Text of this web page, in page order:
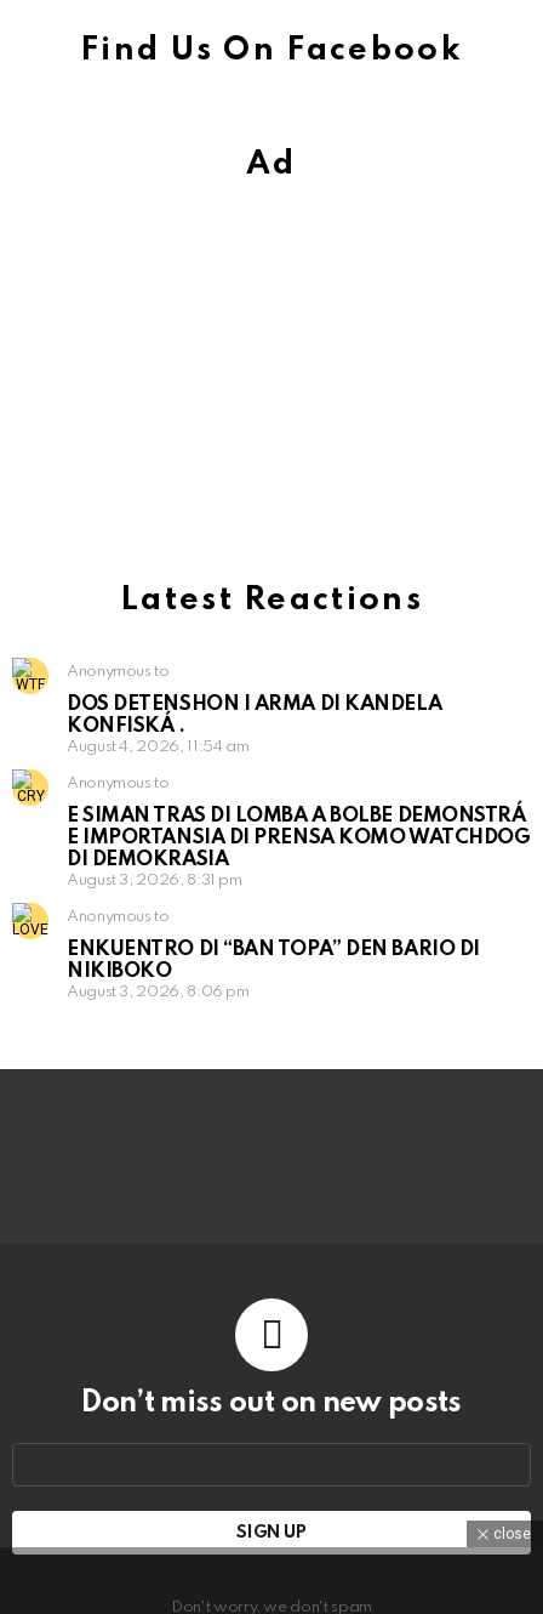
Find Us On Facebook
Ad
Latest Reactions
Anonymous to
DOS DETENSHON I ARMA DI KANDELA
KONFISKÁ .
August 4, 2026, 11:54 am
Anonymous to
E SIMAN TRAS DI LOMBA A BOLBE DEMONSTRÁ
E IMPORTANSIA DI PRENSA KOMO WATCHDOG
DI DEMOKRASIA
August 3, 2026, 8:31 pm
Anonymous to
ENKUENTRO DI “BAN TOPA” DEN BARIO DI
NIKIBOKO
August 3, 2026, 8:06 pm
Don’t miss out on new posts
Don't worry, we don't spam
close